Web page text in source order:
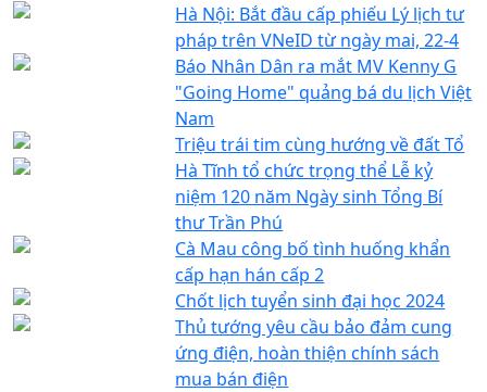
Hà Nội: Bắt đầu cấp phiếu Lý lịch tư
pháp trên VNeID từ ngày mai, 22-4
Báo Nhân Dân ra mắt MV Kenny G
"Going Home" quảng bá du lịch Việt
Nam
Triệu trái tim cùng hướng về đất Tổ
Hà Tĩnh tổ chức trọng thể Lễ kỷ
niệm 120 năm Ngày sinh Tổng Bí
thư Trần Phú
Cà Mau công bố tình huống khẩn
cấp hạn hán cấp 2
Chốt lịch tuyển sinh đại học 2024
Thủ tướng yêu cầu bảo đảm cung
ứng điện, hoàn thiện chính sách
mua bán điện